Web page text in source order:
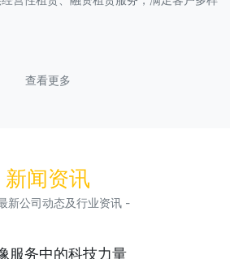
查看更多
新闻资讯
新公司动态及行业资讯 -
服务中的科技力量